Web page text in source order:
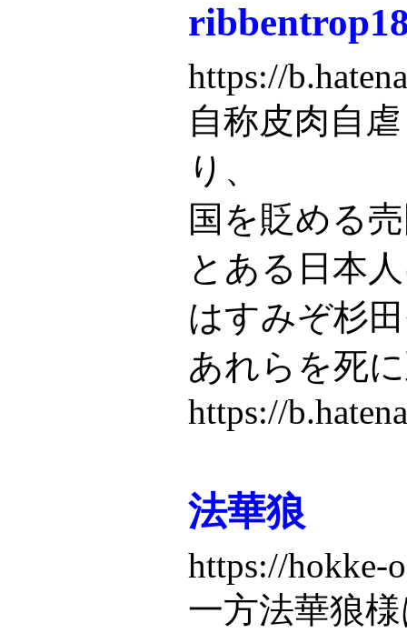
https://
自称皮肉自
り、
国を貶める
とある日本
はすみぞ杉
あれらを死
https://
法華狼
https://hokke-
一方法華狼